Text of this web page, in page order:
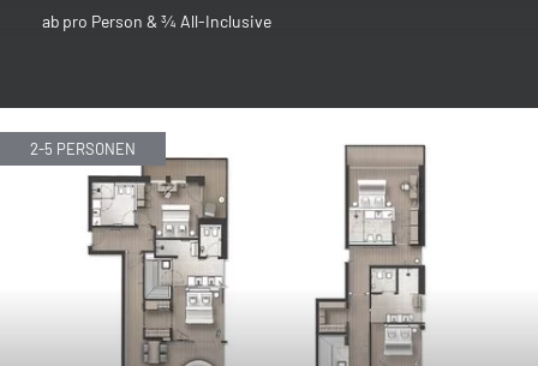
ab pro Person & ¾ All-Inclusive
2-5 PERSONEN